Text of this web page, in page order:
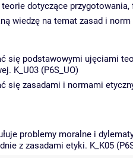
dotyczące
wiedzę na temat zasad i norm
się podstawowymi ujęciami
K_U03 (P6S_UO)
się zasadami i normami
problemy moralne i
z zasadami etyki. K_K05